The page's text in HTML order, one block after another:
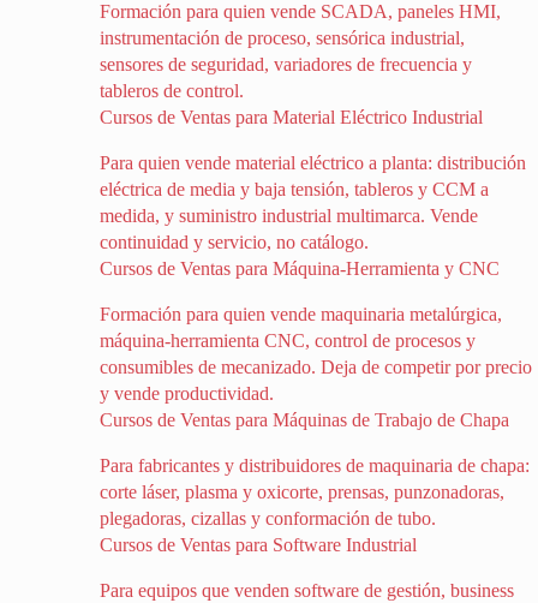
Formación para quien vende SCADA, paneles HMI,
instrumentación de proceso, sensórica industrial,
sensores de seguridad, variadores de frecuencia y
tableros de control.
Cursos de Ventas para Material Eléctrico Industrial
Para quien vende material eléctrico a planta: distribución
eléctrica de media y baja tensión, tableros y CCM a
medida, y suministro industrial multimarca. Vende
continuidad y servicio, no catálogo.
Cursos de Ventas para Máquina-Herramienta y CNC
Formación para quien vende maquinaria metalúrgica,
máquina-herramienta CNC, control de procesos y
consumibles de mecanizado. Deja de competir por precio
y vende productividad.
Cursos de Ventas para Máquinas de Trabajo de Chapa
Para fabricantes y distribuidores de maquinaria de chapa:
corte láser, plasma y oxicorte, prensas, punzonadoras,
plegadoras, cizallas y conformación de tubo.
Cursos de Ventas para Software Industrial
Para equipos que venden software de gestión, business